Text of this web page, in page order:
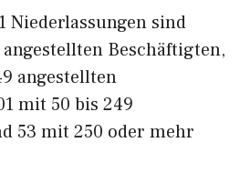
Niederlassungen sind
Beschäftigten,
angestellten
mit 50 bis 249
53 mit 250 oder mehr